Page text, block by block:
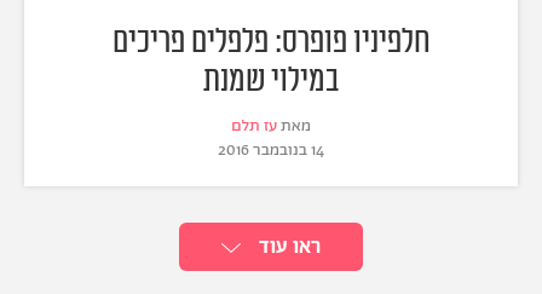
חלפיניו פופרס: פלפלים פריכים
במילוי שמנת
מאתעז תלם
14 בנובמבר 2016
ראו עוד